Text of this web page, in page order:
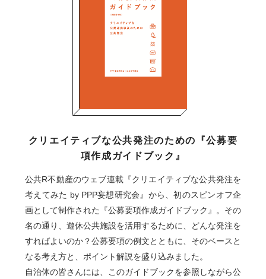
クリエイティブな公共発注のための『公募要
項作成ガイドブック』
公共R不動産のウェブ連載『クリエイティブな公共発注を
考えてみた by PPP妄想研究会』から、初のスピンオフ企
画として制作された『公募要項作成ガイドブック』。その
名の通り、遊休公共施設を活用するために、どんな発注を
すればよいのか？公募要項の例文とともに、そのベースと
なる考え方と、ポイント解説を盛り込みました。
自治体の皆さんには、このガイドブックを参照しながら公